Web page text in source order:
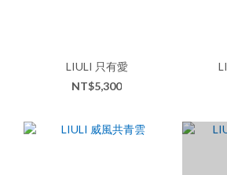
LIULI 只有愛
NT$5,300